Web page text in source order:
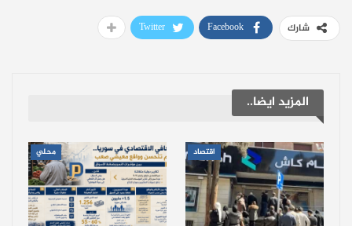
وأكد أبناء البلدة أن أزمة الرغيف عادت إلى
بشكل يعكس الإهمال، رغم المناشدات
وتفعيل الرقابة التموينية على عمل الفرن.
“رغيف غير ناضج”..
شارك Facebook
Twitter
المزيد ايضا..
اقتصاد محلي